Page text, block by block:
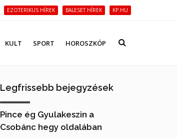
EZOTERIKUS HÍREK BALESET HÍREK KP.HU
KULT SPORT HOROSZKÓP
Legfrissebb bejegyzések
Pince ég Gyulakeszin a
Csobánc hegy oldalában